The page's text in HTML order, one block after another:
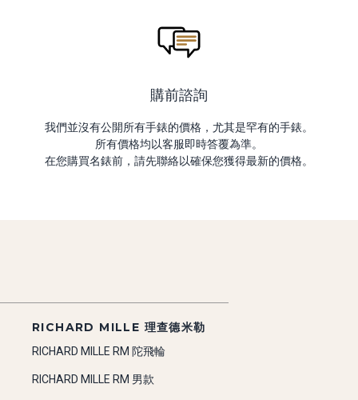
購前諮詢
我們並沒有公開所有手錶的價格，尤其是罕有的手錶。
所有價格均以客服即時答覆為準。
在您購買名錶前，請先聯絡以確保您獲得最新的價格。
RICHARD MILLE 理查德米勒
RICHARD MILLE RM 陀飛輪
RICHARD MILLE RM 男款